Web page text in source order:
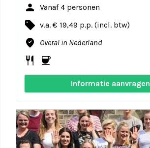
person Vanaf 4 personen
local_offer v.a. € 19,49 p.p. (incl. btw)
where_to_vote Overal in Nederland
restaurant coffee
Informatie aanvragen